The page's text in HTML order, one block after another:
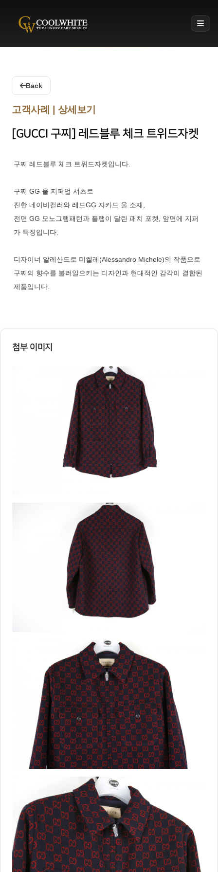
Coolwhite
Back
고객사례 | 상세보기
[GUCCI 구찌] 레드블루 체크 트위드자켓
구찌 레드블루 체크 트위드자켓입니다.
구찌 GG 울 지퍼업 셔츠로
진한 네이비컬러와 레드GG 자카드 울 소재,
전면 GG 모노그램패턴과 플랩이 달린 패치 포켓, 앞면에 지퍼
가 특징입니다.
디자이너 알레산드로 미켈레(Alessandro Michele)의 작품으로
구찌의 향수를 불러일으키는 디자인과 현대적인 감각이 결합된
제품입니다.
첨부 이미지